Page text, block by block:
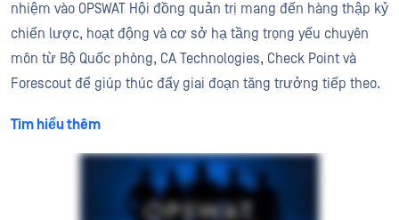
nhiệm vào OPSWAT Hội đồng quản trị mang đến hàng thập kỷ
chiến lược, hoạt động và cơ sở hạ tầng trọng yếu chuyên
môn từ Bộ Quốc phòng, CA Technologies, Check Point và
Forescout để giúp thúc đẩy giai đoạn tăng trưởng tiếp theo.
Tìm hiểu thêm